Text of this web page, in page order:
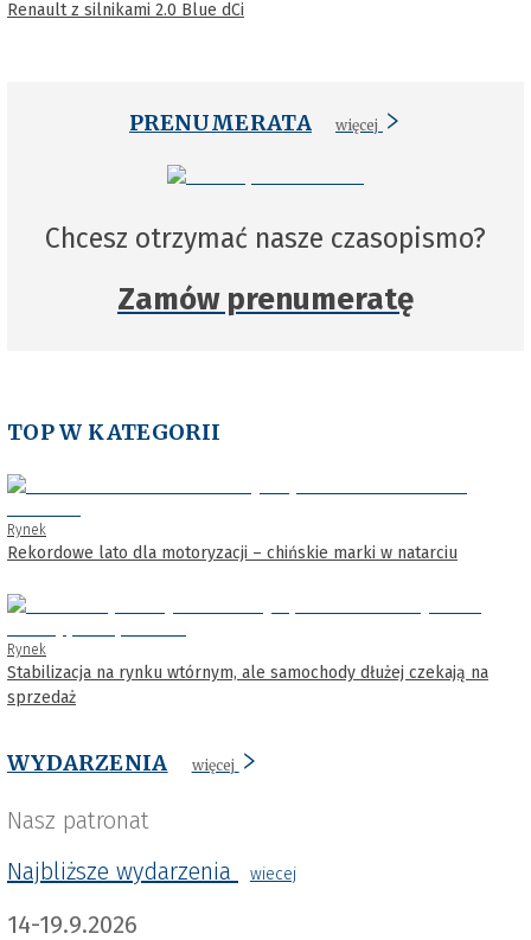
Renault z silnikami 2.0 Blue dCi
PRENUMERATA więcej
Chcesz otrzymać nasze czasopismo?
Zamów prenumeratę
TOP W KATEGORII
Rynek
Rekordowe lato dla motoryzacji – chińskie marki w natarciu
Rynek
Stabilizacja na rynku wtórnym, ale samochody dłużej czekają na
sprzedaż
WYDARZENIA więcej
Nasz patronat
Najbliższe wydarzenia
wiecej
14-19.9.2026